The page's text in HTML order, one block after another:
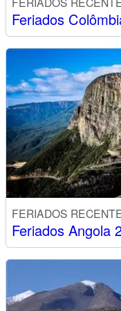
Feriados
FERIADOS
Feriados Angola